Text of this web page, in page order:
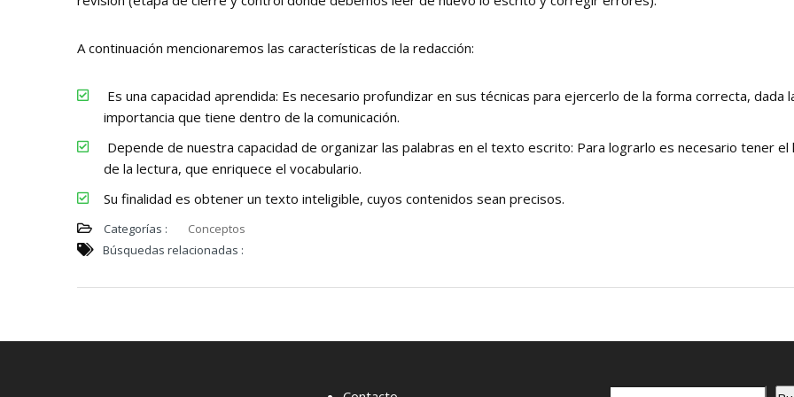
A continuación mencionaremos las características de la redacción:
Es una capacidad aprendida: Es necesario profundizar en sus técnicas para ejercerlo de la forma correcta, dada
importancia que tiene dentro de la comunicación.
Depende de nuestra capacidad de organizar las palabras en el texto escrito: Para lograrlo es necesario tener el
de la lectura, que enriquece el vocabulario.
Su finalidad es obtener un texto inteligible, cuyos contenidos sean precisos.
Categorías :
Conceptos
Búsquedas relacionadas :